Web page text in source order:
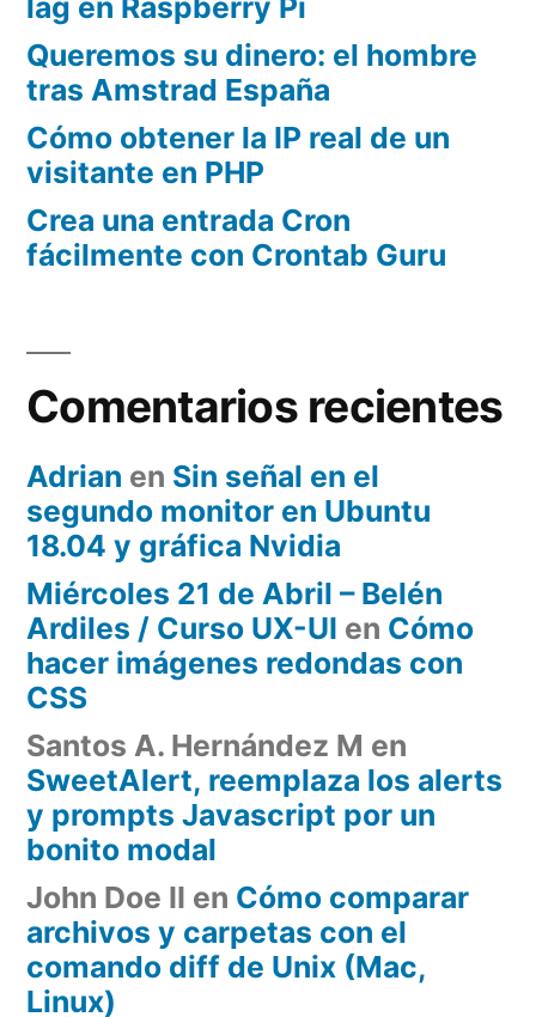
lag en Raspberry Pi
Queremos su dinero: el hombre
tras Amstrad España
Cómo obtener la IP real de un
visitante en PHP
Crea una entrada Cron
fácilmente con Crontab Guru
Comentarios recientes
Adrian en Sin señal en el
segundo monitor en Ubuntu
18.04 y gráfica Nvidia
Miércoles 21 de Abril – Belén
Ardiles / Curso UX-UI en Cómo
hacer imágenes redondas con
CSS
Santos A. Hernández M en
SweetAlert, reemplaza los alerts
y prompts Javascript por un
bonito modal
John Doe II en Cómo comparar
archivos y carpetas con el
comando diff de Unix (Mac,
Linux)